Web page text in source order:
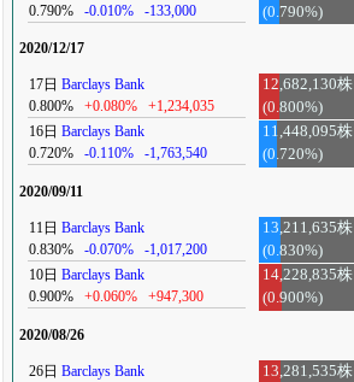
0.790%
-0.010% -133,000
(0.790%)
2020/12/17
17日 Barclays Bank
0.800%
+0.080% +1,234,035
12,682,130株
(0.800%)
16日 Barclays Bank
0.720%
-0.110% -1,763,540
11,448,095株
(0.720%)
2020/09/11
11日 Barclays Bank
0.830%
-0.070% -1,017,200
13,211,635株
(0.830%)
10日 Barclays Bank
0.900%
+0.060% +947,300
14,228,835株
(0.900%)
2020/08/26
26日 Barclays Bank
13,281,535株